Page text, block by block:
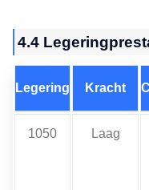
4.4
Legering Kracht
1050 Laag